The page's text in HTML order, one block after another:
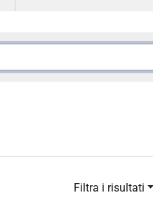
Filtra i risultati